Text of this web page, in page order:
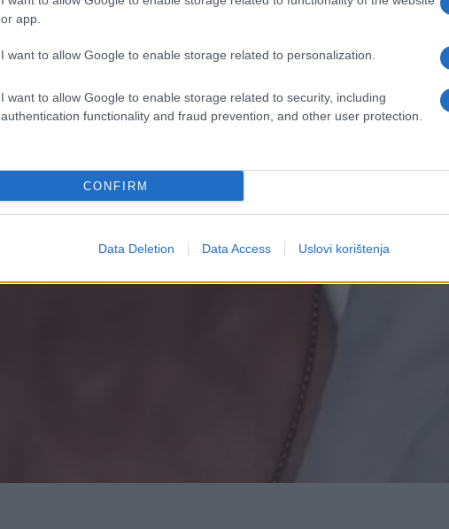
or app.
I want to allow Google to enable storage related to personalization.
I want to allow Google to enable storage related to security, including
authentication functionality and fraud prevention, and other user protection.
CONFIRM
Data Deletion Data Access Uslovi korištenja